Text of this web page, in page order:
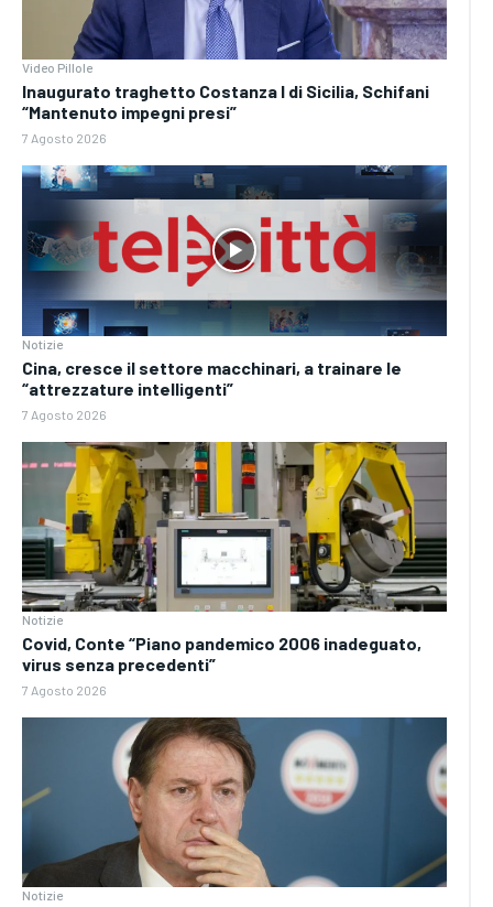
Video Pillole
Inaugurato traghetto Costanza I di Sicilia, Schifani
“Mantenuto impegni presi”
7 Agosto 2026
Notizie
Cina, cresce il settore macchinari, a trainare le
“attrezzature intelligenti”
7 Agosto 2026
Notizie
Covid, Conte “Piano pandemico 2006 inadeguato,
virus senza precedenti”
7 Agosto 2026
Notizie